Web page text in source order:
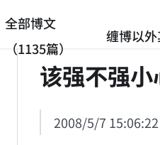
全部博文
（1135篇）
缠博以
该强不强
2008/5/7 15:06:22